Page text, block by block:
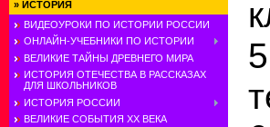
» ИСТОРИЯ
ВИДЕОУРОКИ ПО ИСТОРИИ РОССИИ
ОНЛАЙН-УЧЕБНИКИ ПО ИСТОРИИ
ВЕЛИКИЕ ТАЙНЫ ДРЕВНЕГО МИРА
ИСТОРИЯ ОТЕЧЕСТВА В РАССКАЗАХ
ДЛЯ ШКОЛЬНИКОВ
ИСТОРИЯ РОССИИ
ВЕЛИКИЕ СОБЫТИЯ ХХ ВЕКА